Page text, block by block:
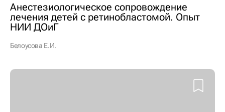
Анестезиологическое сопровождение
лечения детей с ретинобластомой. Опыт
НИИ ДОиГ
Белоусова Е.И.